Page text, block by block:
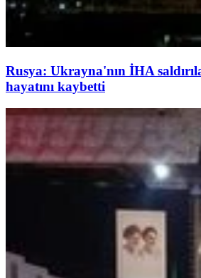
Rusya: Ukrayna'nın İHA
hayatını kaybetti